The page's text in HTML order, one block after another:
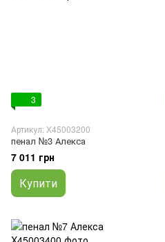
3
Артикул: X45003200
пенал №3 Алекса
7 011 грн
Купити